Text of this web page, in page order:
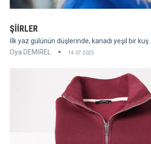
ŞİİRLER
İlk yaz gülünün düşlerinde, kanadı yeşil bir kuş ...
Oya DEMİREL
14.07.2025